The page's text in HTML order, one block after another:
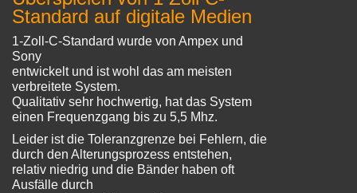
Standard auf digitale Medien
1-Zoll-C-Standard wurde von Ampex und
Sony
entwickelt und ist wohl das am meisten
verbreitete System.
Qualitativ sehr hochwertig, hat das System
einen Frequenzgang bis zu 5,5 Mhz.
Leider ist die Toleranzgrenze bei Fehlern, die
durch den Alterungsprozess entstehen,
relativ niedrig und die Bänder haben oft
Ausfälle durch